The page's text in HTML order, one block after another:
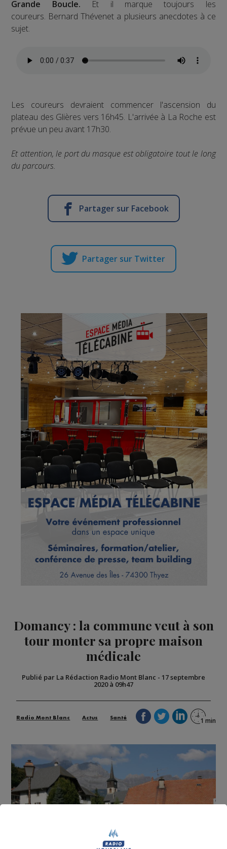
Grande Boucle. Et il marque toujours les
coureurs. Bernard Thévenet a plusieurs anecdotes à ce
sujet.
Les coureurs devraient commencer l'ascension du
plateau des Glières vers 16h45. L'arrivée à La Roche est
prévue un peu avant 17h30.
Et attention, le port du masque est obligatoire tout le long
du parcours.
Partager sur Facebook
Partager sur Twitter
Domancy : la commune veut à son
tour monter sa propre maison
médicale
Publié par La Rédaction Radio Mont Blanc - 17 septembre
2020 à 09h47
Radio Mont Blanc Actus Santé